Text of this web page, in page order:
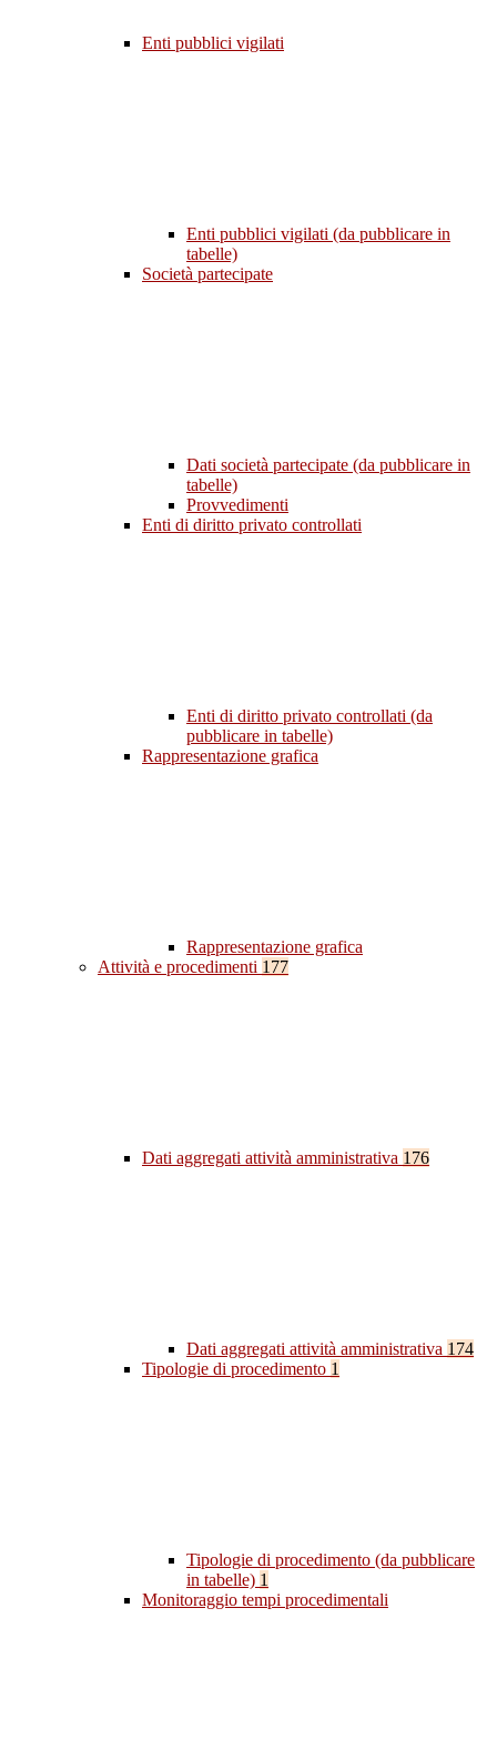
Enti pubblici vigilati
Enti pubblici vigilati (da pubblicare in
tabelle)
Società partecipate
Dati società partecipate (da pubblicare in
tabelle)
Provvedimenti
Enti di diritto privato controllati
Enti di diritto privato controllati (da
pubblicare in tabelle)
Rappresentazione grafica
Rappresentazione grafica
Attività e procedimenti 177
Dati aggregati attività amministrativa 176
Dati aggregati attività amministrativa 174
Tipologie di procedimento 1
Tipologie di procedimento (da pubblicare
in tabelle) 1
Monitoraggio tempi procedimentali